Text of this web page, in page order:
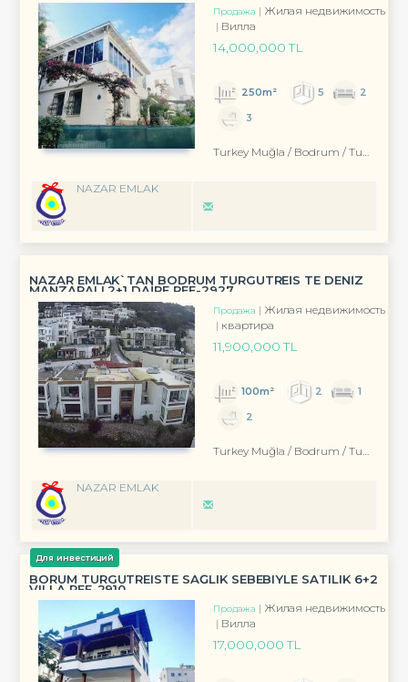
Продажа
Жилая недвижимость
Вилла
14,000,000 TL
250m² 5
2
3
Turkey Muğla / Bodrum / Turgutreis
NAZAR EMLAK
NAZAR EMLAK`TAN BODRUM TURGUTREİS TE DENİZ
MANZARALI 2+1 DAİRE REF-2927
Продажа
Жилая недвижимость
квартира
11,900,000 TL
100m² 2
1
2
Turkey Muğla / Bodrum / Turgutreis
NAZAR EMLAK
Для инвестиций
BORUM TURGUTREISTE SAĞLIK SEBEBIYLE SATILIK 6+2
VILLA REF-2910
Продажа
Жилая недвижимость
Вилла
17,000,000 TL